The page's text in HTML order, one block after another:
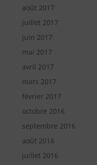
août 2017
juillet 2017
juin 2017
mai 2017
avril 2017
mars 2017
février 2017
octobre 2016
septembre 2016
août 2016
juillet 2016